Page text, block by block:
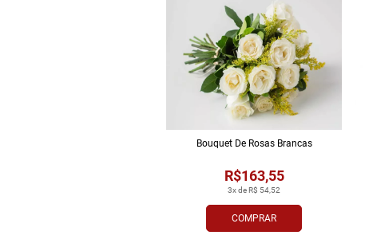
COMPRAR
3x de R$ 54,52
R$163,55
Bouquet De Rosas Brancas